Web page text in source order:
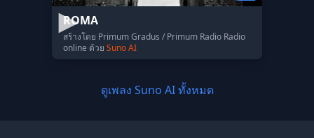
ROMA
สร้างโดย Primum Gradus / Primum Radio Radio
online ด้วย Suno AI
ดูเพลง Suno AI ทั้งหมด